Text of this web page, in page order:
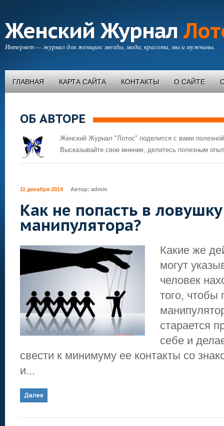
Женский Журнал
Интернет — журнал для женщин: звезды, мода, красота, мы и мужчины.
ГЛАВНАЯ КАРТА САЙТА КОНТАКТЫ О САЙТЕ
ОБ АВТОРЕ
Женский Журнал "Лотос" поделится с вами
Высказывайте свое мнение, делитесь полезным
11 декабря 2014 Автор: admin
Как не попасть в ловушку
манипулятора?
Какие же
могут
человек
того, чтобы
старается
себе и
свести к минимуму ее контакты со
и...